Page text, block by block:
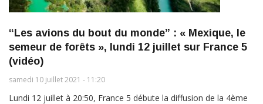
“Les avions du bout du monde” : « Mexique, le
semeur de forêts », lundi 12 juillet sur France 5
(vidéo)
samedi 10 juillet 2021 - 11:20
Lundi 12 juillet à 20:50, France 5 débute la diffusion de la 4ème